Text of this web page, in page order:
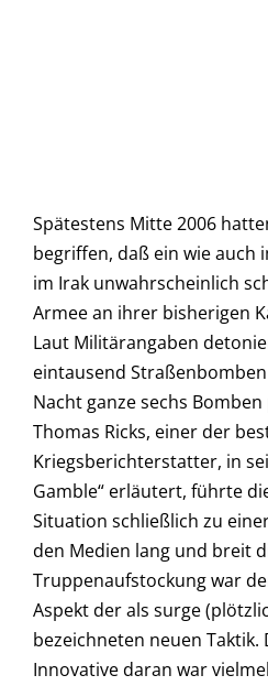
Spätestens Mitte 2006
begriffen, daß ein wie auch
im Irak unwahrscheinlich
Armee an ihrer bisherigen
Laut Militärangaben
eintausend
Nacht ganze sechs
Thomas Ricks, einer der
Kriegsberichterstatter, in
Gamble“ erläutert, führte
Situation schließlich zu
den Medien lang und breit
Truppenaufstockung war
Aspekt der als surge
bezeichneten neuen Taktik.
Innovative daran war